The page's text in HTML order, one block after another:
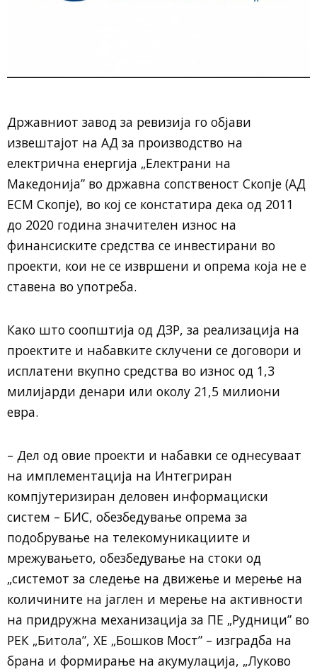
Државниот завод за ревизија го објави
извештајот на АД за производство на
електрична енергија „Електрани на
Македонија” во државна сопственост Скопје (АД
ЕСМ Скопје), во кој се констатира дека од 2011
до 2020 година значителен износ на
финансиските средства се инвестирани во
проекти, кои не се извршени и опрема која не е
ставена во употреба.
Како што соопштија од ДЗР, за реализација на
проектите и набавките склучени се договори и
исплатени вкупно средства во износ од 1,3
милијарди денари или околу 21,5 милиони
евра.
– Дел од овие проекти и набавки се однесуваат
на имплементација на Интегриран
компјутеризиран деловен информациски
систем – БИС, обезбедување опрема за
подобрување на телекомуникациите и
мрежувањето, обезбедување на стоки од
„системот за следење на движење и мерење на
количините на јаглен и мерење на активности
на придружна механизација за ПЕ „Рудници” во
РЕК „Битола”, ХЕ „Бошков Мост” – изградба на
брана и формирање на акумулација, „Луково